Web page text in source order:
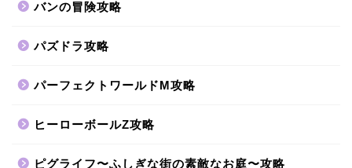
バンの冒険攻略
パズドラ攻略
パーフェクトワールドM攻略
ヒーローボールZ攻略
ピグライフ〜ふしぎな街の素敵なお庭〜攻略